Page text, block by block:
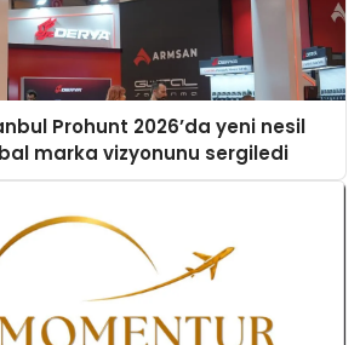
Prohunt 2026’da yeni nesil
marka vizyonunu sergiledi